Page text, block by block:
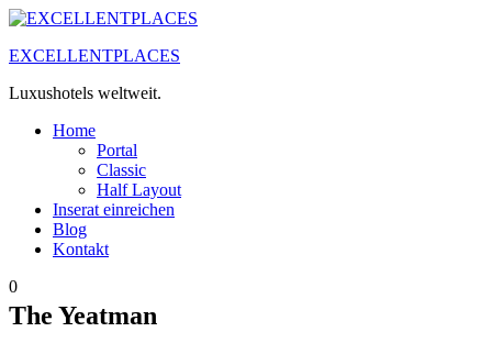
Zum
springen
EXCELLENTPLACES
Luxushotels weltweit.
Home
Portal
Classic
Half Layout
Inserat einreichen
Blog
Kontakt
0
The Yeatman